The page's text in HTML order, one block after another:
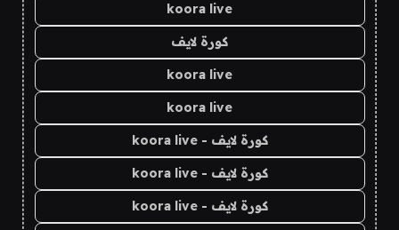
koora live
كورة لايف
koora live
koora live
كورة لايف - koora live
كورة لايف - koora live
كورة لايف - koora live